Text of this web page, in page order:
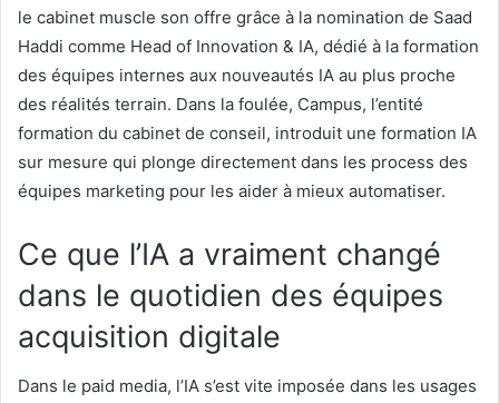
le cabinet muscle son offre grâce à la nomination de Saad
Haddi comme Head of Innovation & IA, dédié à la formation
des équipes internes aux nouveautés IA au plus proche
des réalités terrain. Dans la foulée, Campus, l’entité
formation du cabinet de conseil, introduit une formation IA
sur mesure qui plonge directement dans les process des
équipes marketing pour les aider à mieux automatiser.
Ce que l’IA a vraiment changé
dans le quotidien des équipes
acquisition digitale
Dans le paid media, l’IA s’est vite imposée dans les usages